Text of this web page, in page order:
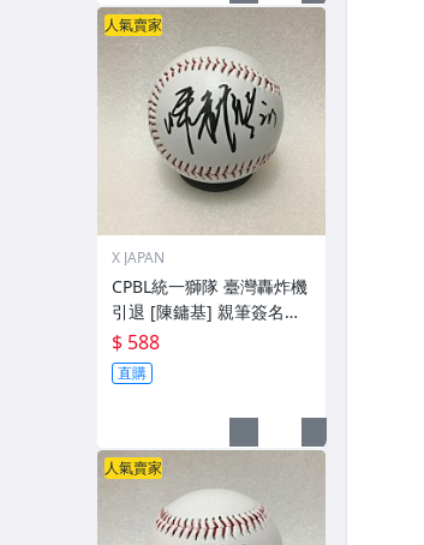
人氣賣家
X JAPAN
CPBL統一獅隊 臺灣轟炸機
引退 [陳鏞基] 親筆簽名
球。一般空白簽名棒球上.0
$ 588
直購
人氣賣家